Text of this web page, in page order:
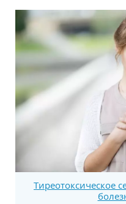
Тиреотоксическое